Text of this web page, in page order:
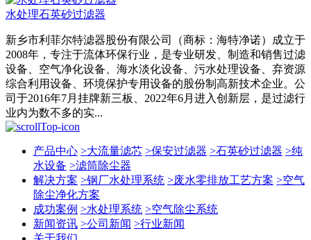
水处理石英砂过滤器
新乡市利菲尔特滤器股份有限公司（商标：海特净诺）成立于
2008年，专注于流体环保行业，是专业研发、制造和销售过滤
设备、空气净化设备、海水淡化设备、污水处理设备、弃资源
综合利用设备、环境保护专用设备的股份制高新技术企业。公
司于2016年7月挂牌新三板、2022年6月进入创新层，是过滤行
业内为数不多的实...
产品中心 >大流量滤芯 >保安过滤器 >石英砂过滤器 >纯
水设备 >滤筒除尘器
解决方案 >钢厂水处理系统 >废水零排放工艺方案 >空气
除尘净化方案
成功案例 >水处理系统 >空气除尘系统
新闻资讯 >公司新闻 >行业新闻